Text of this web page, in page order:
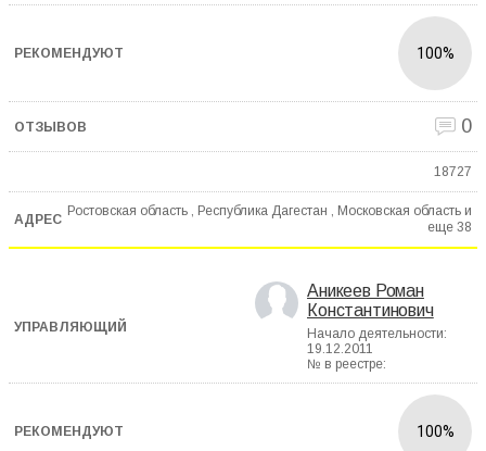
100%
0
18727
Ростовская область , Республика Дагестан , Московская область и
еще 38
Аникеев Роман
Константинович
Начало деятельности:
19.12.2011
№ в реестре:
100%